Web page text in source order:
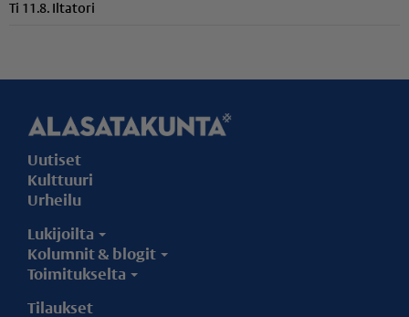
Ti 11.8. Iltatori
Uutiset
Kulttuuri
Urheilu
Lukijoilta
Kolumnit & blogit
Toimitukselta
Tilaukset